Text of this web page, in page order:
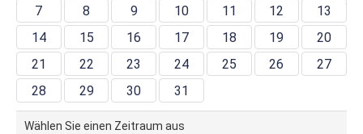
7
8 9 10 11 12
13
14
15 16 17 18 19
20
21
22 23 24 25 26
27
28
29 30 31
Wählen Sie einen Zeitraum aus